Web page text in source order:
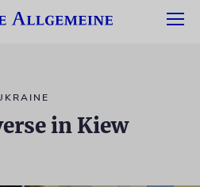
in Kiew